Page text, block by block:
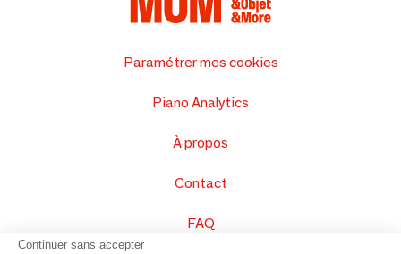
Paramétrer mes cookies
Piano Analytics
À propos
Contact
FAQ
Continuer sans accepter